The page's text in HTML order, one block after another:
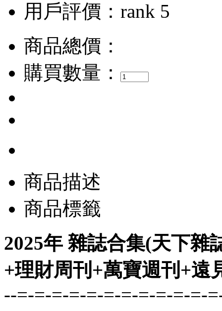
用戶評價：
商品總價：
購買數量：
商品描述
商品標籤
2025年 雜誌合集(天下雜
+理財周刊+萬寶週刊+遠
--=-=-=-=-=-=-=-=-=-=-=-